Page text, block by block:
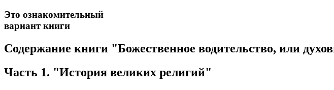
Это ознакомительный
вариант книги
Содержание книги "Божественное водительство, или
Часть 1. "История великих религий"